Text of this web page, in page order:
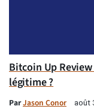
Bitcoin Up
légitime ?
ParJason Conor août